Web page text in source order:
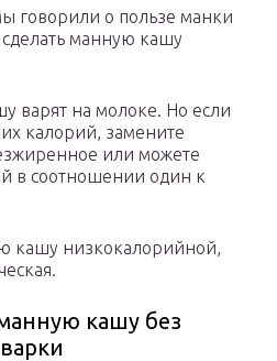
говорили о пользе манки
манную кашу
варят на молоке. Но если
калорий, замените
или можете
в соотношении один к
кашу низкокалорийной,
кашу без